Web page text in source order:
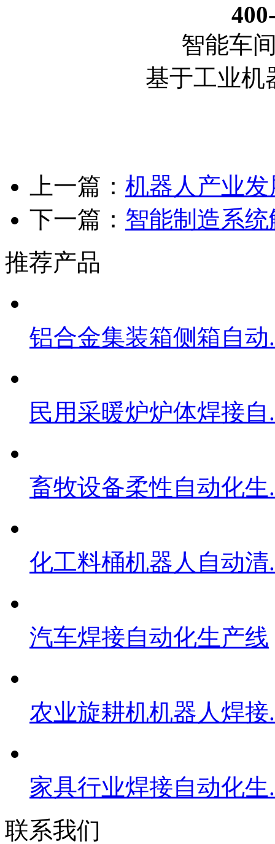
智能车
基于工业机
上一篇： 机器人产业发
下一篇： 智能制造系
推荐产品
铝合金集装箱侧箱自动
民用采暖炉炉体焊接自
畜牧设备柔性自动化生
化工料桶机器人自动清
汽车焊接自动化生产线
农业旋耕机机器人焊接
家具行业焊接自动化生
联系我们